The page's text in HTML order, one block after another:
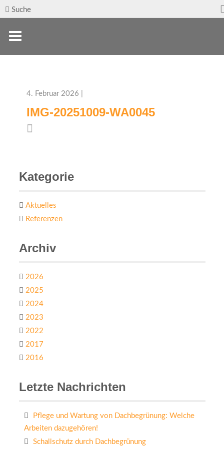
Suche
4. Februar 2026 |
IMG-20251009-WA0045
Kategorie
Aktuelles
Referenzen
Archiv
2026
2025
2024
2023
2022
2017
2016
Letzte Nachrichten
Pflege und Wartung von Dachbegrünung: Welche
Arbeiten dazugehören!
Schallschutz durch Dachbegrünung